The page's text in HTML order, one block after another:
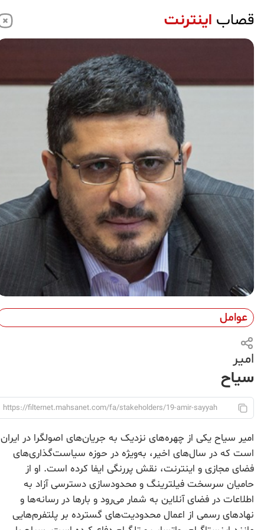
قصاب اینترنت
عوامل
امیر
سیاح
امیر سیاح یکی از چهره‌های نزدیک به جریان‌های اصولگرا در ایران
است که در سال‌های اخیر، به‌ویژه در حوزه سیاست‌گذاری‌های
فضای مجازی و اینترنت، نقش پررنگی ایفا کرده است. او از
حامیان سرسخت فیلترینگ و محدودسازی دسترسی آزاد به
اطلاعات در فضای آنلاین به شمار می‌رود و بارها در رسانه‌ها و
نهادهای رسمی از اعمال محدودیت‌های گسترده بر پلتفرم‌هایی